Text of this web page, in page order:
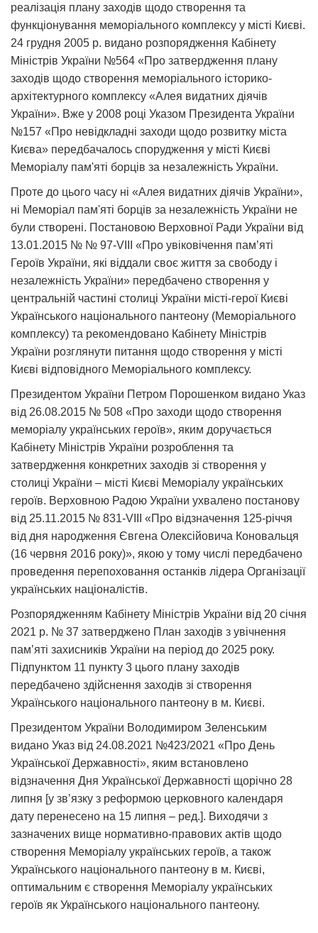
реалізація плану заходів щодо створення та
функціонування меморіального комплексу у місті Києві.
24 грудня 2005 р. видано розпорядження Кабінету
Міністрів України №564 «Про затвердження плану
заходів щодо створення меморіального історико-
архітектурного комплексу «Алея видатних діячів
України». Вже у 2008 році Указом Президента України
№157 «Про невідкладні заходи щодо розвитку міста
Києва» передбачалось спорудження у місті Києві
Меморіалу пам'яті борців за незалежність України.
Проте до цього часу ні «Алея видатних діячів України»,
ні Меморіал пам'яті борців за незалежність України не
були створені. Постановою Верховної Ради України від
13.01.2015 № № 97-VIII «Про увіковічення пам’яті
Героїв України, які віддали своє життя за свободу і
незалежність України» передбачено створення у
центральній частині столиці України місті-герої Києві
Українського національного пантеону (Меморіального
комплексу) та рекомендовано Кабінету Міністрів
України розглянути питання щодо створення у місті
Києві відповідного Меморіального комплексу.
Президентом України Петром Порошенком видано Указ
від 26.08.2015 № 508 «Про заходи щодо створення
меморіалу українських героїв», яким доручається
Кабінету Міністрів України розроблення та
затвердження конкретних заходів зі створення у
столиці України – місті Києві Меморіалу українських
героїв. Верховною Радою України ухвалено постанову
від 25.11.2015 № 831-VІІІ «Про відзначення 125-річчя
від дня народження Євгена Олексійовича Коновальця
(16 червня 2016 року)», якою у тому числі передбачено
проведення перепоховання останків лідера Організації
українських націоналістів.
Розпорядженням Кабінету Міністрів України від 20 січня
2021 р. № 37 затверджено План заходів з увічнення
пам’яті захисників України на період до 2025 року.
Підпунктом 11 пункту 3 цього плану заходів
передбачено здійснення заходів зі створення
Українського національного пантеону в м. Києві.
Президентом України Володимиром Зеленським
видано Указ від 24.08.2021 №423/2021 «Про День
Української Державності», яким встановлено
відзначення Дня Української Державності щорічно 28
липня [у звʼязку з реформою церковного календаря
дату перенесено на 15 липня – ред.]. Виходячи з
зазначених вище нормативно-правових актів щодо
створення Меморіалу українських героїв, а також
Українського національного пантеону в м. Києві,
оптимальним є створення Меморіалу українських
героїв як Українського національного пантеону.